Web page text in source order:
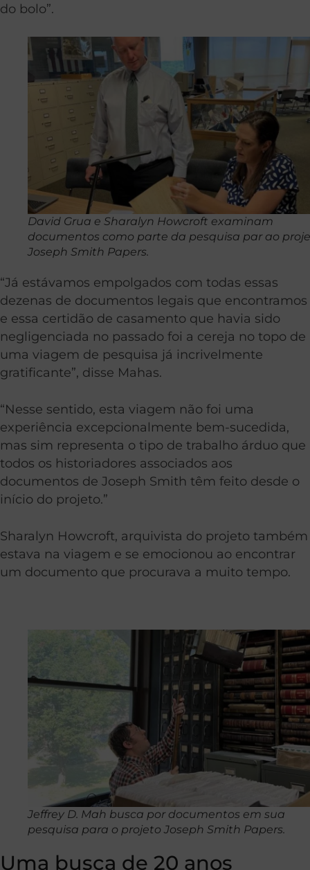
do bolo”.
David Grua e Sharalyn Howcroft examinam
documentos como parte da pesquisa par ao
Joseph Smith Papers.
“Já estávamos empolgados com todas essas
dezenas de documentos legais que encontramos
e essa certidão de casamento que havia sido
negligenciada no passado foi a cereja no topo de
uma viagem de pesquisa já incrivelmente
gratificante”, disse Mahas.
“Nesse sentido, esta viagem não foi uma
experiência excepcionalmente bem-sucedida,
mas sim representa o tipo de trabalho árduo que
todos os historiadores associados aos
documentos de Joseph Smith têm feito desde o
início do projeto.”
Sharalyn Howcroft, arquivista do projeto também
estava na viagem e se emocionou ao encontrar
um documento que procurava a muito tempo.
Jeffrey D. Mah busca por documentos em sua
pesquisa para o projeto Joseph Smith Papers.
Uma busca de 20 anos